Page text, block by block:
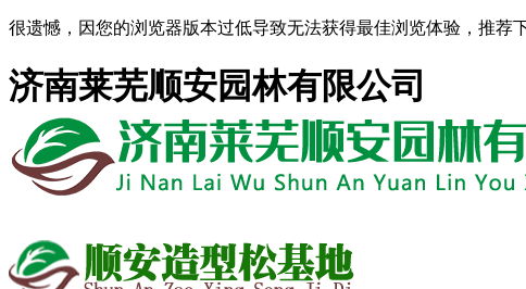
很遗憾，因您的浏览器版本过低导致无法获得最佳浏览体验，推荐
济南莱芜顺安园林有限公司